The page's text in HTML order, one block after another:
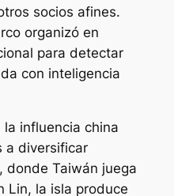
socios afines.
organizó en
para detectar
con inteligencia
la influencia china
a diversificar
donde Taiwán juega
Lin, la isla produce